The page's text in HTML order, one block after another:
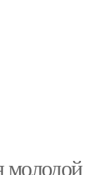
молодой